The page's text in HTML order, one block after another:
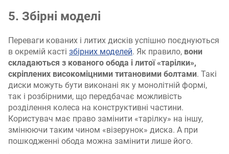
5. Збірні моделі
Переваги кованих і литих дисків успішно поєднуються
в окремій касті збірних моделей. Як правило, вони
складаються з кованого обода і литої «тарілки»,
скріплених високоміцними титановими болтами. Такі
диски можуть бути виконані як у монолітній формі,
так і розбірними, що передбачає можливість
розділення колеса на конструктивні частини.
Користувач має право замінити «тарілку» на іншу,
змінюючи таким чином «візерунок» диска. А при
пошкодженні обода можна замінити лише його.